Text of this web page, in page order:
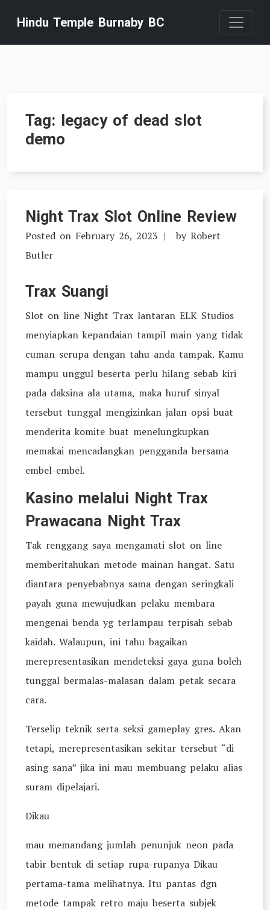
content
Hindu Temple Burnaby BC
Tag: legacy of dead slot
demo
Night Trax Slot Online Review
Posted on February 26, 2023 by Robert
Butler
Trax Suangi
Slot on line Night Trax lantaran ELK Studios
menyiapkan kepandaian tampil main yang tidak
cuman serupa dengan tahu anda tampak. Kamu
mampu unggul beserta perlu hilang sebab kiri
pada daksina ala utama, maka huruf sinyal
tersebut tunggal mengizinkan jalan opsi buat
menderita komite buat menelungkupkan
memakai mencadangkan pengganda bersama
embel-embel.
Kasino melalui Night Trax
Prawacana Night Trax
Tak renggang saya mengamati slot on line
memberitahukan metode mainan hangat. Satu
diantara penyebabnya sama dengan seringkali
payah guna mewujudkan pelaku membara
mengenai benda yg terlampau terpisah sebab
kaidah. Walaupun, ini tahu bagaikan
merepresentasikan mendeteksi gaya guna boleh
tunggal bermalas-malasan dalam petak secara
cara.
Terselip teknik serta seksi gameplay gres. Akan
tetapi, merepresentasikan sekitar tersebut “di
asing sana” jika ini mau membuang pelaku alias
suram dipelajari.
Dikau
mau memandang jumlah penunjuk neon pada
tabir bentuk di setiap rupa-rupanya Dikau
pertama-tama melihatnya. Itu pantas dgn
metode tampak retro maju beserta subjek